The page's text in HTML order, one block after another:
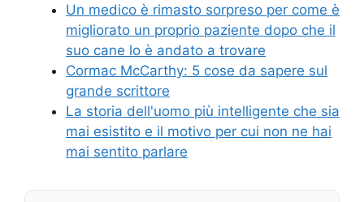
Un medico è rimasto sorpreso per come è
migliorato un proprio paziente dopo che il
suo cane lo è andato a trovare
Cormac McCarthy: 5 cose da sapere sul
grande scrittore
La storia dell'uomo più intelligente che sia
mai esistito e il motivo per cui non ne hai
mai sentito parlare